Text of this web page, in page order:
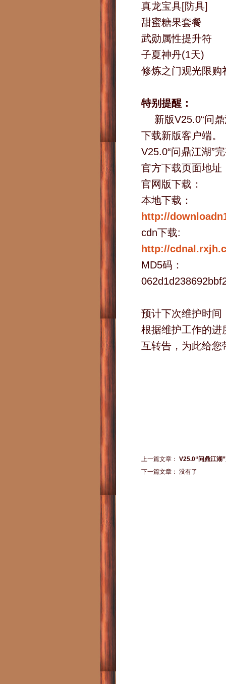
真龙宝具[防具]
甜蜜糖果套餐
武勋属性提升符
子夏神丹(1天)
修炼之门观光限购
特别提醒：
新版V25.0“问
下载新版客户端。
V25.0“问鼎江湖”
官方下载页面地址
官网版下载：
本地下载：
http://
cdn下载:
http://
MD5码：
预计下次维护时
根据维护工作的进
互转告，为此给您
上一篇文章： V25.0“问鼎江湖
下一篇文章： 没有了